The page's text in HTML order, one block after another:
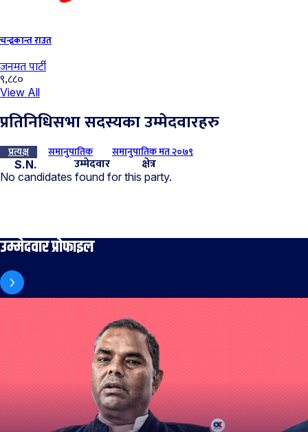
चन्द्रकान्त राउत
जनमत पार्टी
९,८८०
View All
प्रतिनिधिसभा सदस्यका उम्मेदवारहरु
प्रत्यक्ष समानुपातिक समानुपातिक मत २०७९
S.N. उम्मेदवार क्षेत्र
No candidates found for this party.
उम्मेदवार प्रोफाइल